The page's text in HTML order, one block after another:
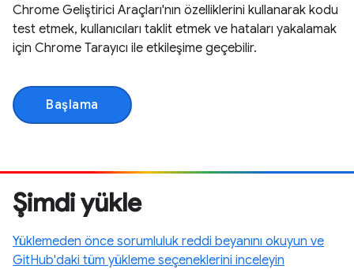
Chrome Geliştirici Araçları'nın özelliklerini kullanarak kodu
test etmek, kullanıcıları taklit etmek ve hataları yakalamak
için Chrome Tarayıcı ile etkileşime geçebilir.
Başlama
Şimdi yükle
Yüklemeden önce sorumluluk reddi beyanını okuyun ve
GitHub'daki tüm yükleme seçeneklerini inceleyin